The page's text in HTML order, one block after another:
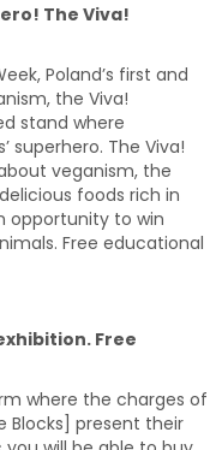
The Viva!
Poland’s first and
the Viva!
stand where
superhero. The Viva!
veganism, the
foods rich in
opportunity to win
Free educational
Free
where the charges of
Blocks] present their